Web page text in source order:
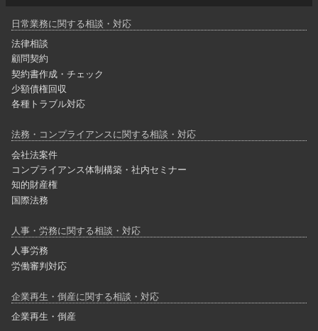
日常業務に関する相談・対応
法律相談
顧問契約
契約書作成・チェック
少額債権回収
各種トラブル対応
法務・コンプライアンスに関する相談・対応
会社法案件
コンプライアンス体制構築・社内セミナー
知的財産権
国際法務
人事・労務に関する相談・対応
人事労務
労働審判対応
企業再生・倒産に関する相談・対応
企業再生・倒産